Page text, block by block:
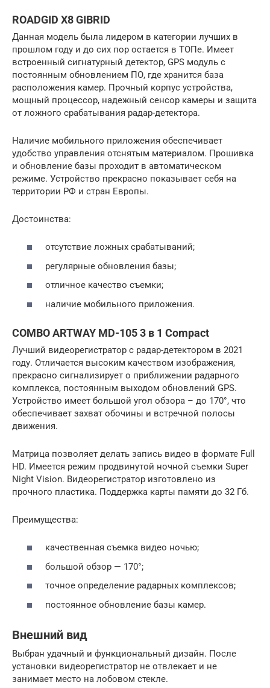
ROADGID X8 GIBRID
Данная модель была лидером в категории лучших в
прошлом году и до сих пор остается в ТОПе. Имеет
встроенный сигнатурный детектор, GPS модуль с
постоянным обновлением ПО, где хранится база
расположения камер. Прочный корпус устройства,
мощный процессор, надежный сенсор камеры и защита
от ложного срабатывания радар-детектора.
Наличие мобильного приложения обеспечивает
удобство управления отснятым материалом. Прошивка
и обновление базы проходит в автоматическом
режиме. Устройство прекрасно показывает себя на
территории РФ и стран Европы.
Достоинства:
отсутствие ложных срабатываний;
регулярные обновления базы;
отличное качество съемки;
наличие мобильного приложения.
COMBO ARTWAY MD-105 3 в 1 Compact
Лучший видеорегистратор с радар-детектором в 2021
году. Отличается высоким качеством изображения,
прекрасно сигнализирует о приближении радарного
комплекса, постоянным выходом обновлений GPS.
Устройство имеет большой угол обзора – до 170°, что
обеспечивает захват обочины и встречной полосы
движения.
Матрица позволяет делать запись видео в формате Full
HD. Имеется режим продвинутой ночной съемки Super
Night Vision. Видеорегистратор изготовлено из
прочного пластика. Поддержка карты памяти до 32 Гб.
Преимущества:
качественная съемка видео ночью;
большой обзор — 170°;
точное определение радарных комплексов;
постоянное обновление базы камер.
Внешний вид
Выбран удачный и функциональный дизайн. После
установки видеорегистратор не отвлекает и не
занимает место на лобовом стекле.